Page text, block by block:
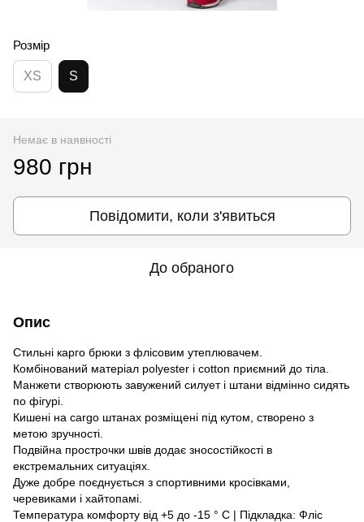
Розмір
XS S
Немає в наявності
980 грн
Повідомити, коли з'явиться
До обраного
Опис
Стильні карго брюки з флісовим утеплювачем.
Комбінований матеріал polyester і cotton приємний до тіла.
Манжети створюють завужений силует і штани відмінно сидять
по фігурі.
Кишені на cargo штанах розміщені під кутом, створено з
метою зручності.
Подвійна прострочки швів додає зносостійкості в
екстремальних ситуаціях.
Дуже добре поєднується з спортивними кросівками,
черевиками і хайтопамі.
Температура комфорту від +5 до -15 ° C | Підкладка: Фліс